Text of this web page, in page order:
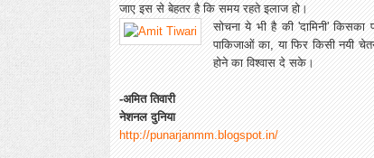
जाए इस से बेहतर है कि समय रहते इलाज हो।
सोचना ये भी है की 'दामिनी' किसका
पाकिजाओं का, या फिर किसी नयी
होने का विश्वास दे सके।
-अमित तिवारी
नेशनल दुनिया
http://punarjanmm.blogspot.in/